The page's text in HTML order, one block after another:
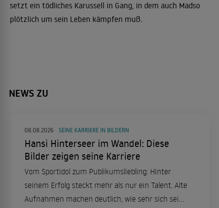
setzt ein tödliches Karussell in Gang, in dem auch Madso
plötzlich um sein Leben kämpfen muß.
NEWS ZU
08.08.2026 SEINE KARRIERE IN BILDERN
Hansi Hinterseer im Wandel: Diese
Bilder zeigen seine Karriere
Vom Sportidol zum Publikumsliebling: Hinter
seinem Erfolg steckt mehr als nur ein Talent. Alte
Aufnahmen machen deutlich, wie sehr sich sein